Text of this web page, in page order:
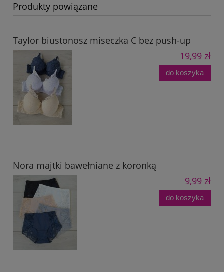
Produkty powiązane
Taylor biustonosz miseczka C bez push-up
19,99 zł
do koszyka
Nora majtki bawełniane z koronką
9,99 zł
do koszyka